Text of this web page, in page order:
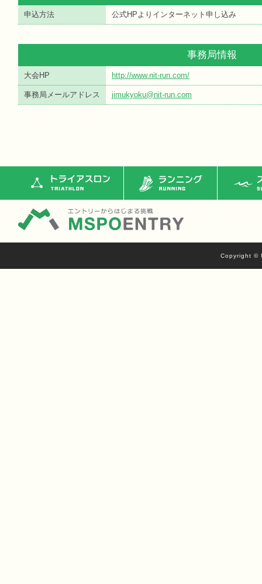
申込方法 公式HPよりインターネット申し込み
事務局情報
大会HP http://www.nit-run.com/
事務局メールアドレス jimukyoku@nit-run.com
トライアスロン ランニング ス
Copyright ©